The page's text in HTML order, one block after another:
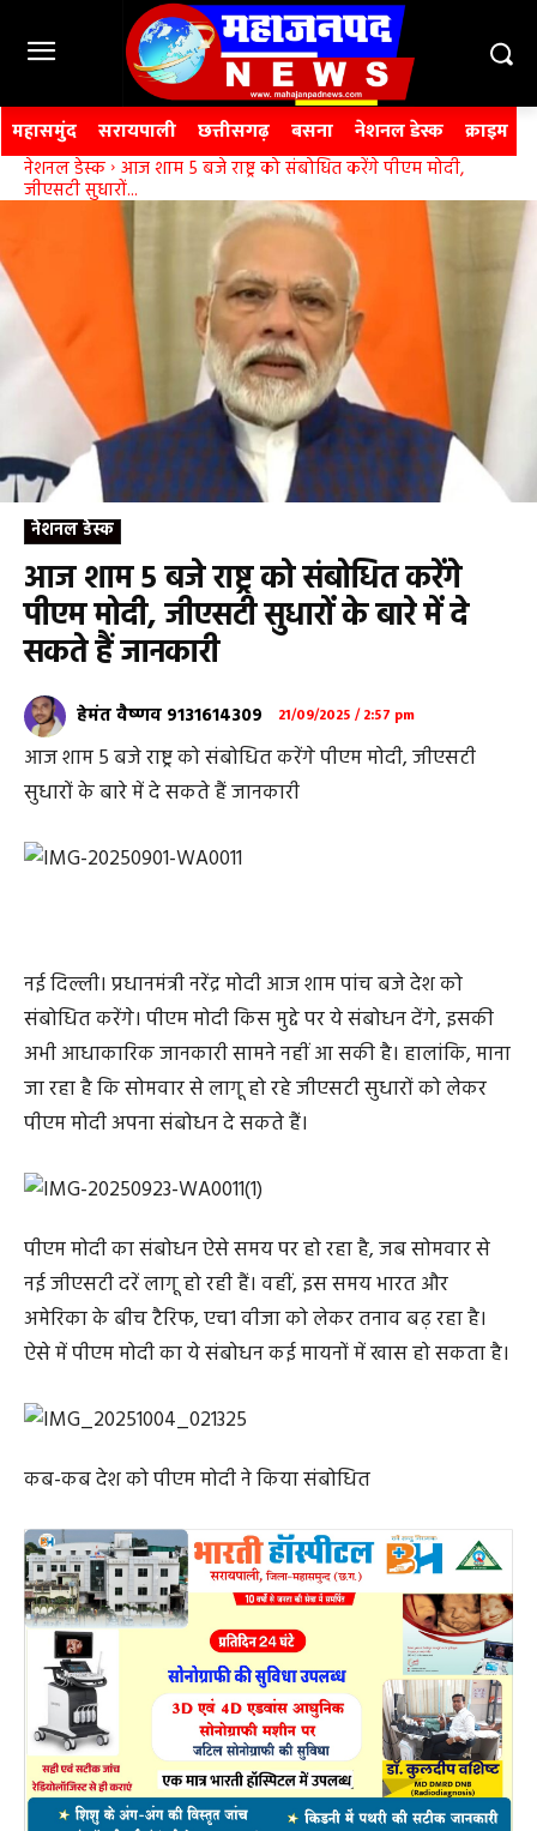
महासमुंद सरायपाली छत्तीसगढ़ बसना नेशनल डेस्क क्राइम
नेशनल डेस्क आज शाम 5 बजे राष्ट्र को संबोधित करेंगे पीएम मोदी,
जीएसटी सुधारों...
नेशनल डेस्क
आज शाम 5 बजे राष्ट्र को संबोधित करेंगे
पीएम मोदी, जीएसटी सुधारों के बारे में दे
सकते हैं जानकारी
हेमंत वैष्णव 9131614309 21/09/2025 / 2:57 pm
आज शाम 5 बजे राष्ट्र को संबोधित करेंगे पीएम मोदी, जीएसटी
सुधारों के बारे में दे सकते हैं जानकारी
नई दिल्ली। प्रधानमंत्री नरेंद्र मोदी आज शाम पांच बजे देश को
संबोधित करेंगे। पीएम मोदी किस मुद्दे पर ये संबोधन देंगे, इसकी
अभी आधाकारिक जानकारी सामने नहीं आ सकी है। हालांकि, माना
जा रहा है कि सोमवार से लागू हो रहे जीएसटी सुधारों को लेकर
पीएम मोदी अपना संबोधन दे सकते हैं।
पीएम मोदी का संबोधन ऐसे समय पर हो रहा है, जब सोमवार से
नई जीएसटी दरें लागू हो रही हैं। वहीं, इस समय भारत और
अमेरिका के बीच टैरिफ, एच1 वीजा को लेकर तनाव बढ़ रहा है।
ऐसे में पीएम मोदी का ये संबोधन कई मायनों में खास हो सकता है।
कब-कब देश को पीएम मोदी ने किया संबोधित